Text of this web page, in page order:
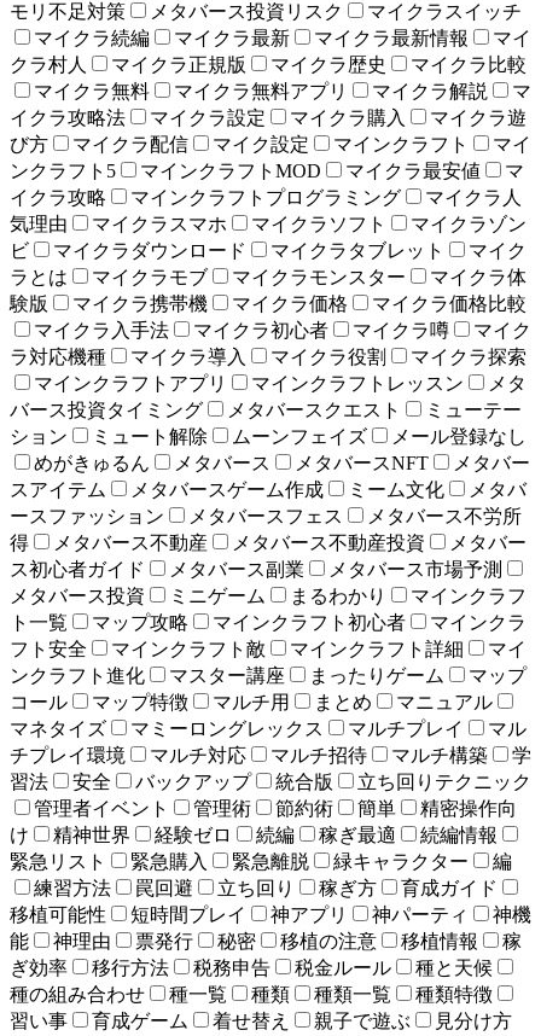
モリ不足対策
メタバース投資リスク
マイクラスイッチ
マイクラ続編
マイクラ最新 マイクラ最新情報
マイ
クラ村人
マイクラ正規版 マイクラ歴史
マイクラ比較
マイクラ無料
マイクラ無料アプリ マイクラ解説
マ
イクラ攻略法
マイクラ設定 マイクラ購入
マイクラ遊
び方
マイクラ配信 マイク設定 マインクラフト
マイ
ンクラフト5
マインクラフトMOD マイクラ最安値
マ
イクラ攻略
マインクラフトプログラミング
マイクラ人
気理由
マイクラスマホ マイクラソフト
マイクラゾン
ビ
マイクラダウンロード マイクラタブレット
マイク
ラとは
マイクラモブ マイクラモンスター
マイクラ体
験版
マイクラ携帯機 マイクラ価格
マイクラ価格比較
マイクラ入手法
マイクラ初心者 マイクラ噂
マイク
ラ対応機種
マイクラ導入 マイクラ役割
マイクラ探索
マインクラフトアプリ
マインクラフトレッスン
メタ
バース投資タイミング
メタバースクエスト
ミューテー
ション
ミュート解除 ムーンフェイズ
メール登録なし
めがきゅるん
メタバース メタバースNFT
メタバー
スアイテム
メタバースゲーム作成 ミーム文化
メタバ
ースファッション
メタバースフェス
メタバース不労所
得
メタバース不動産 メタバース不動産投資
メタバー
ス初心者ガイド
メタバース副業
メタバース市場予測
メタバース投資
ミニゲーム まるわかり
マインクラフ
ト一覧
マップ攻略 マインクラフト初心者
マインクラ
フト安全
マインクラフト敵 マインクラフト詳細
マイ
ンクラフト進化
マスター講座 まったりゲーム
マップ
コール
マップ特徴 マルチ用 まとめ
マニュアル
マネタイズ
マミーロングレックス マルチプレイ
マル
チプレイ環境
マルチ対応 マルチ招待 マルチ構築
学
習法
安全 バックアップ 統合版
立ち回りテクニック
管理者イベント
管理術 節約術 簡単
精密操作向
け
精神世界 経験ゼロ 続編 稼ぎ最適
続編情報
緊急リスト
緊急購入 緊急離脱 緑キャラクター
編
練習方法
罠回避 立ち回り 稼ぎ方
育成ガイド
移植可能性
短時間プレイ 神アプリ 神パーティ
神機
能
神理由 票発行 秘密 移植の注意 移植情報
稼
ぎ効率
移行方法 税務申告 税金ルール
種と天候
種の組み合わせ
種一覧 種類 種類一覧
種類特徴
習い事
育成ゲーム 着せ替え 親子で遊ぶ
見分け方